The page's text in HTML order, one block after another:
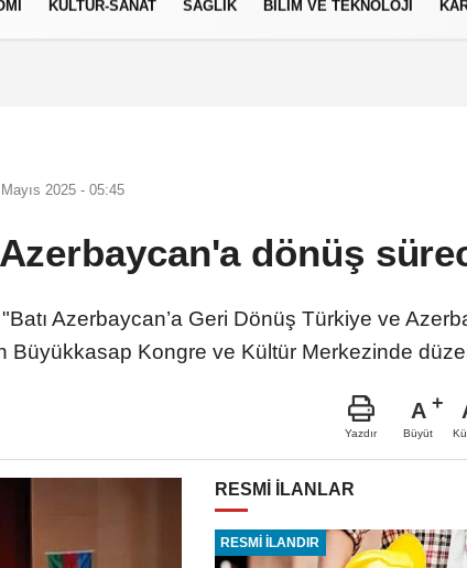
KÜLTÜR-SANAT SAĞLIK BİLİM VE TEKNOLOJİ
2025 - 05:45
dönüş
Azerbaycan’a Geri Dönüş Türkiye ve
Büyükkasap Kongre ve Kültür Merkezinde
Yazdır
A
Büyüt
RESMİ İLANLAR
RESMİ İLANDIR